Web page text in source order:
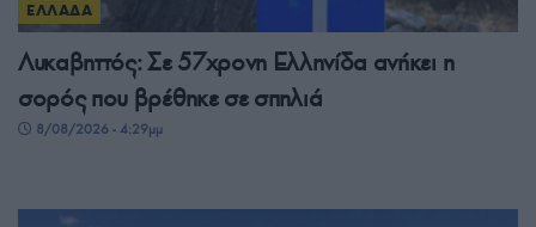
ΕΛΛΑΔΑ
Λυκαβηττός: Σε 57χρονη Ελληνίδα ανήκει η
σορός που βρέθηκε σε σπηλιά
8/08/2026 - 4:29μμ